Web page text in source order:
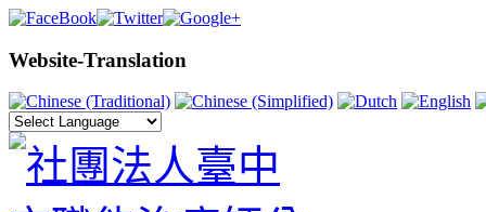
Website-Translation